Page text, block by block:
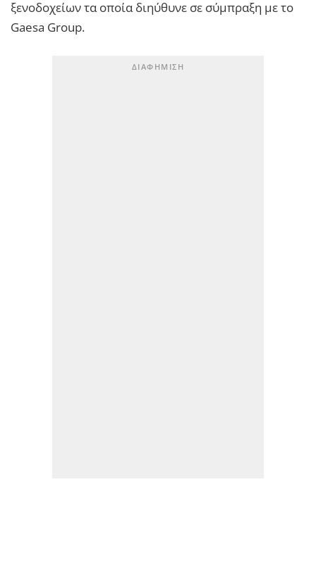
ξενοδοχείων τα οποία διηύθυνε σε σύμπραξη με το
Gaesa Group.